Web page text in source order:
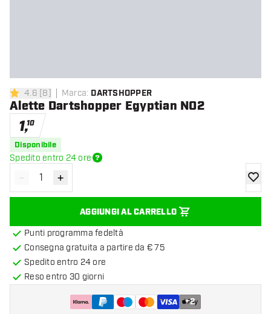
4.6 stelle di valutazione
4.6 [8] Marca: DARTSHOPPER
Alette Dartshopper Egyptian NO2
1,10
Disponibile
Spedito entro 24 ore
Diminuisci quantità
- Aumenta quantità
+
AGGIUNGI AL CARRELLO
Punti programma fedeltà
Consegna gratuita a partire da € 75
Spedito entro 24 ore
Reso entro 30 giorni
+2